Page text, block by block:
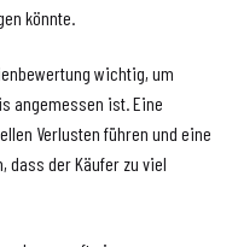
könnte.
wichtig, um
angemessen ist. Eine
Verlusten führen und eine
dass der Käufer zu viel